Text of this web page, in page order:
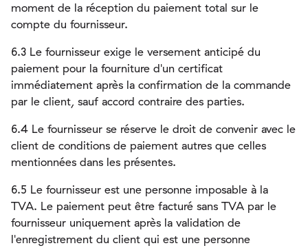
moment de la réception du paiement total sur le
compte du fournisseur.
6.3 Le fournisseur exige le versement anticipé du
paiement pour la fourniture d'un certificat
immédiatement après la confirmation de la commande
par le client, sauf accord contraire des parties.
6.4 Le fournisseur se réserve le droit de convenir avec le
client de conditions de paiement autres que celles
mentionnées dans les présentes.
6.5 Le fournisseur est une personne imposable à la
TVA. Le paiement peut être facturé sans TVA par le
fournisseur uniquement après la validation de
l'enregistrement du client qui est une personne